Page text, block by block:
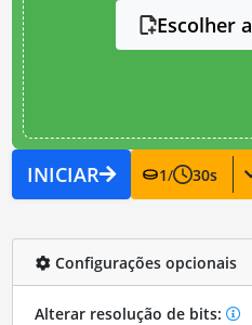
Escolher
INICIAR 1/ 30s
Configurações opcionais
Alterar resolução de bits: